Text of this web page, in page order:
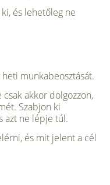
és lehetőleg ne
munkabeosztását.
akkor dolgozzon,
Szabjon ki
azt ne lépje túl.
és mit jelent a cél